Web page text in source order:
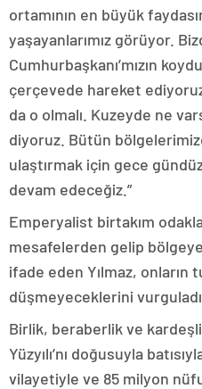
ortamının en büyük
yaşayanlarımız görüyor.
Cumhurbaşkanı’mızın
çerçevede hareket
da o olmalı. Kuzeyde ne
diyoruz. Bütün
ulaştırmak için gece
devam edeceğiz.”
Emperyalist birtakım
mesafelerden gelip bölgeye
ifade eden Yılmaz, onların
düşmeyeceklerini vurguladı.
Birlik, beraberlik ve
Yüzyılı’nı doğusuyla
vilayetiyle ve 85 milyon